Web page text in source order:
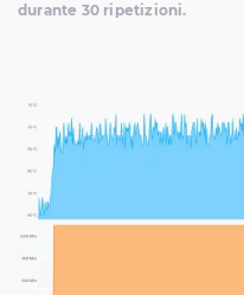
durante 30 ripetizioni.